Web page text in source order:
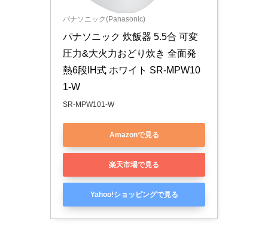
パナソニック(Panasonic)
パナソニック 炊飯器 5.5合 可変
圧力&大火力おどり炊き 全面発
熱6段IH式 ホワイト SR-MPW10
1-W
SR-MPW101-W
Amazonで見る
楽天市場で見る
Yahoo!ショッピングで見る